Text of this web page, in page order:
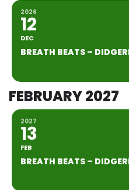
2026
12
DEC
BREATH BEATS –
FEBRUARY 2027
2027
13
FEB
BREATH BEATS –